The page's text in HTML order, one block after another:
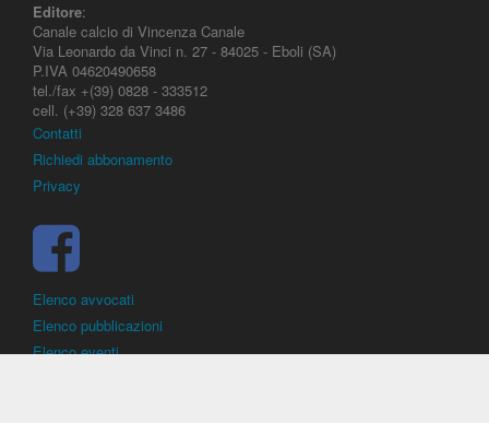
Editore:
Canale calcio di Vincenza Canale
Via Leonardo da Vinci n. 27 - 84025 - Eboli (SA)
P.IVA 04620490658
tel./fax +(39) 0828 - 333512
cell. (+39) 328 637 3486
Contatti
Richiedi abbonamento
Privacy
Elenco avvocati
Elenco pubblicazioni
Elenco eventi